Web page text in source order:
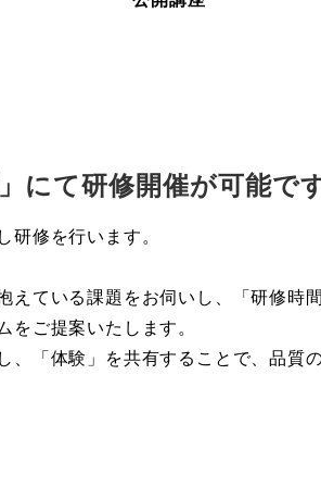
にて研修開催が可能です
研修を行います。
えている課題をお伺いし、「研修時
をご提案いたします。
、「体験」を共有することで、品質